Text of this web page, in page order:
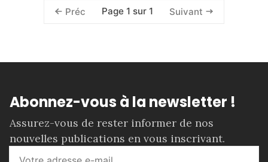
Préc Page 1 sur 1 Suivant
Abonnez-vous à la newsletter !
Assurez-vous de rester informer de nos
nouvelles publications en vous inscrivant.